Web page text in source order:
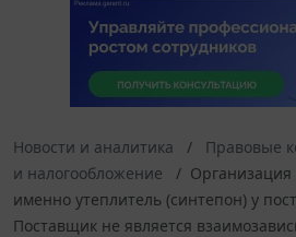
Новости и аналитика Правовые
и налогообложение
Организация
именно утеплитель (синтепон) у
Поставщик не является